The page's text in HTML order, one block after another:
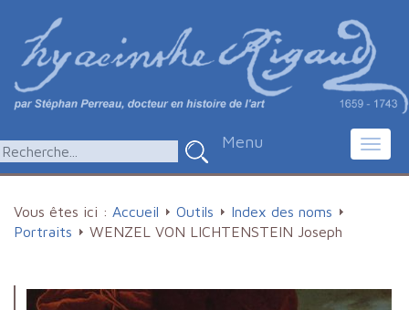
Menu
Vous êtes ici : Accueil Outils
Index des noms
Portraits
WENZEL VON LICHTENSTEIN Joseph